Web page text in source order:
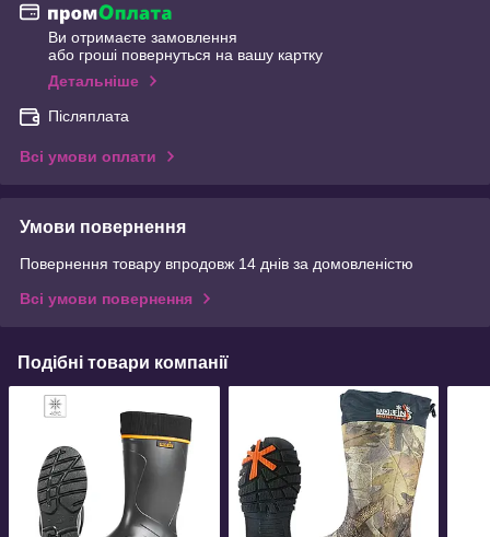
Ви отримаєте замовлення
або гроші повернуться на вашу картку
Детальніше
Післяплата
Всі умови оплати
Умови повернення
Повернення товару впродовж 14 днів за домовленістю
Всі умови повернення
Подібні товари компанії